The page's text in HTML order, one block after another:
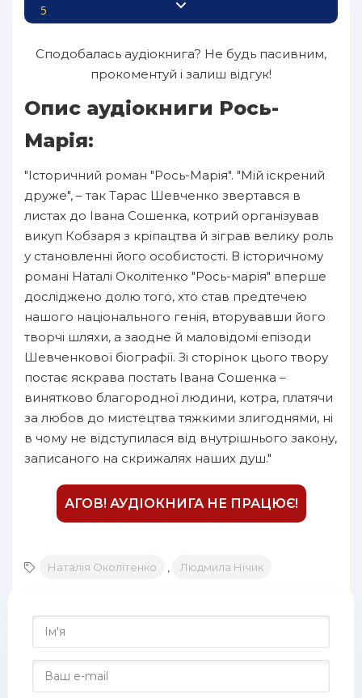
5
10
11
13
14
15
16
18
19
20
21
25
27
28
29
Сподобалась аудіокнига? Не будь пасивним,
прокоментуй і залиш відгук!
Опис аудіокниги Рось-
Марія:
"Історичний роман "Рось-Марія". "Мій іскрений
друже", – так Тарас Шевченко звертався в
листах до Івана Сошенка, котрий організував
викуп Кобзаря з кріпацтва й зіграв велику роль
у становленні його особистості. В історичному
романі Наталі Околітенко "Рось-марія" вперше
досліджено долю того, хто став предтечею
нашого національного генія, вторувавши його
творчі шляхи, а заодне й маловідомі епізоди
Шевченкової біографії. Зі сторінок цього твору
постає яскрава постать Івана Сошенка –
винятково благородної людини, котра, платячи
за любов до мистецтва тяжкими злигоднями, ні
в чому не відступилася від внутрішнього закону,
записаного на скрижалях наших душ."
АГОВ! АУДІОКНИГА НЕ ПРАЦЮЄ!
Наталія Околітенко Людмила Нічик